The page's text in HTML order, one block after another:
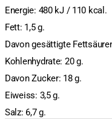
Energie: 480 kJ / 110 kcal.
Fett: 1,5 g.
Davon gesättigte
Kohlenhydrate: 20 g.
Davon Zucker: 18 g.
Eiweiss: 3,5 g.
Salz: 6,7 g.